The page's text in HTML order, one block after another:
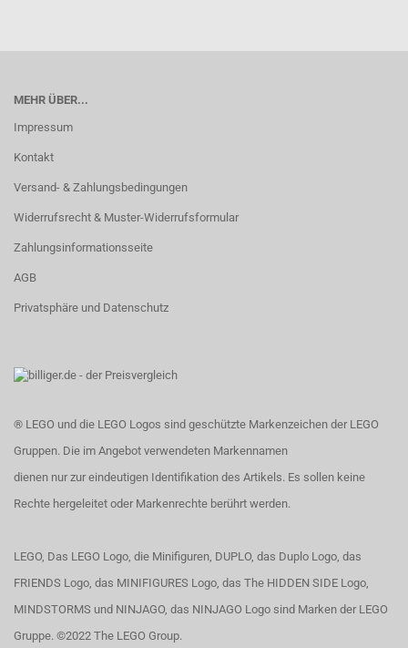
MEHR ÜBER...
Impressum
Kontakt
Versand- & Zahlungsbedingungen
Widerrufsrecht & Muster-Widerrufsformular
Zahlungsinformationsseite
AGB
Privatsphäre und Datenschutz
® LEGO und die LEGO Logos sind geschützte Markenzeichen der LEGO
Gruppen. Die im Angebot verwendeten Markennamen
dienen nur zur eindeutigen Identifikation des Artikels. Es sollen keine
Rechte hergeleitet oder Markenrechte berührt werden.
LEGO, Das LEGO Logo, die Minifiguren, DUPLO, das Duplo Logo, das
FRIENDS Logo, das MINIFIGURES Logo, das The HIDDEN SIDE Logo,
MINDSTORMS und NINJAGO, das NINJAGO Logo sind Marken der LEGO
Gruppe. ©2022 The LEGO Group.